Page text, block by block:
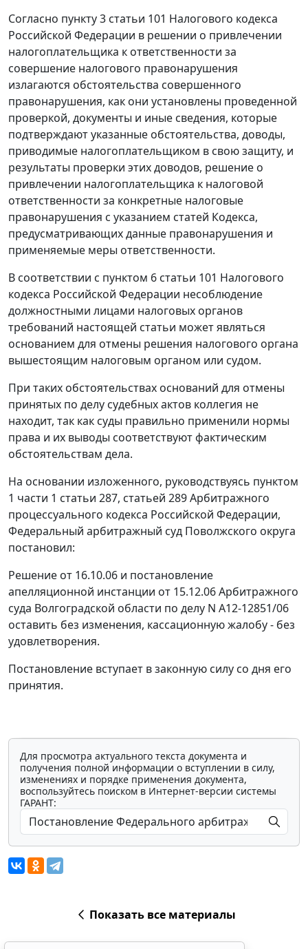
Согласно пункту 3 статьи 101 Налогового кодекса
Российской Федерации в решении о привлечении
налогоплательщика к ответственности за
совершение налогового правонарушения
излагаются обстоятельства совершенного
правонарушения, как они установлены проведенной
проверкой, документы и иные сведения, которые
подтверждают указанные обстоятельства, доводы,
приводимые налогоплательщиком в свою защиту, и
результаты проверки этих доводов, решение о
привлечении налогоплательщика к налоговой
ответственности за конкретные налоговые
правонарушения с указанием статей Кодекса,
предусматривающих данные правонарушения и
применяемые меры ответственности.
В соответствии с пунктом 6 статьи 101 Налогового
кодекса Российской Федерации несоблюдение
должностными лицами налоговых органов
требований настоящей статьи может являться
основанием для отмены решения налогового органа
вышестоящим налоговым органом или судом.
При таких обстоятельствах оснований для отмены
принятых по делу судебных актов коллегия не
находит, так как суды правильно применили нормы
права и их выводы соответствуют фактическим
обстоятельствам дела.
На основании изложенного, руководствуясь пунктом
1 части 1 статьи 287, статьей 289Арбитражного
процессуального кодекса Российской Федерации,
Федеральный арбитражный суд Поволжского округа
постановил:
Решение от 16.10.06 и постановление
апелляционной инстанции от 15.12.06 Арбитражного
суда Волгоградской области по делу N А12-12851/06
оставить без изменения, кассационную жалобу - без
удовлетворения.
Постановление вступает в законную силу со дня его
принятия.
Для просмотра актуального текста документа и
получения полной информации о вступлении в силу,
изменениях и порядке применения документа,
воспользуйтесь поиском в Интернет-версии системы
ГАРАНТ:
Показать все материалы